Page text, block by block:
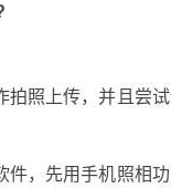
拍照上传，并且尝
件，先用手机照相